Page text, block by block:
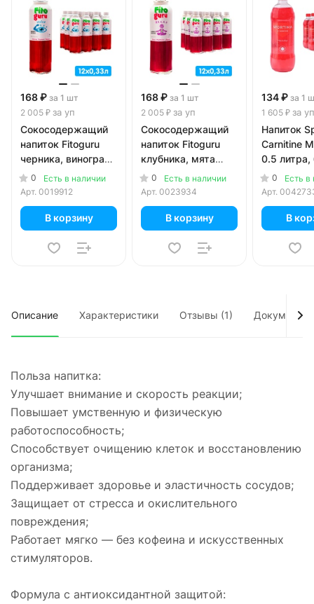
168 ₽ за 1 шт
2 005 ₽ за уп
Сокосодержащий
напиток Fitoguru
черника, виноград,
бархатцы 0.33
литра, стекло, 12
0
Есть в наличии
Арт. 0019912
В корзину
168 ₽ за 1 шт
2 005 ₽ за уп
Сокосодержащий
напиток Fitoguru
клубника, мята
0.33 литра, стекло,
12 шт. в уп.
0
Есть в наличии
Арт. 0023934
В корзину
134 ₽ за 1
1 605 ₽ за уп
Напиток
Carnitine
0.5 литра,
пэт, 12
0
Есть в
Арт.
В
Описание Характеристики Отзывы (1) Документы
Польза напитка:
Улучшает внимание и скорость реакции;
Повышает умственную и физическую
работоспособность;
Способствует очищению клеток и восстановлению
организма;
Поддерживает здоровье и эластичность сосудов;
Защищает от стресса и окислительного
повреждения;
Работает мягко — без кофеина и искусственных
стимуляторов.
Формула с антиоксидантной защитой: